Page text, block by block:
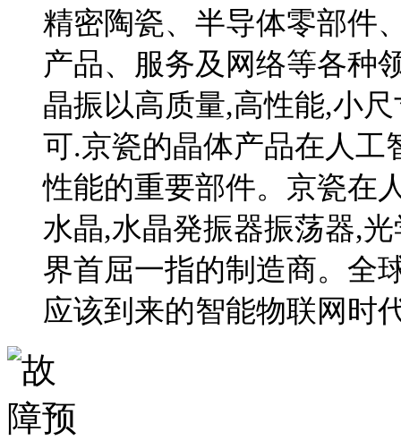
精密陶瓷、半导体零部件
产品、服务及网络等各种
晶振以高质量,高性能,小
可.京瓷的晶体产品在人工
性能的重要部件。京瓷在
水晶,水晶発振器振荡器,
界首屈一指的制造商。全
应该到来的智能物联网时